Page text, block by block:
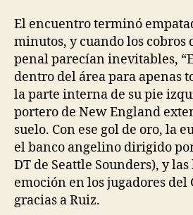
El encuentro terminó
minutos, y cuando los cobros
penal parecían inevitables,
dentro del área para apenas
la parte interna de su pie
portero de New England
suelo. Con ese gol de oro, la
el banco angelino dirigido
DT de Seattle Sounders), y
emoción en los jugadores
gracias a Ruiz.